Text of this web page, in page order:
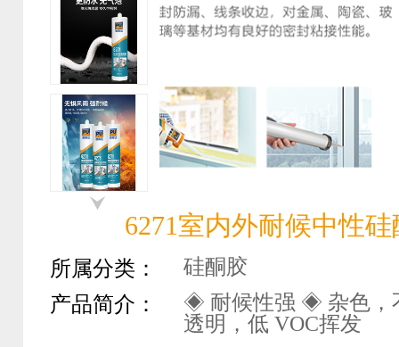
6271室内外耐候中性
所属分类：
硅酮胶
产品简介：
◈ 耐候性强 ◈ 杂色，
透明，低 VOC挥发